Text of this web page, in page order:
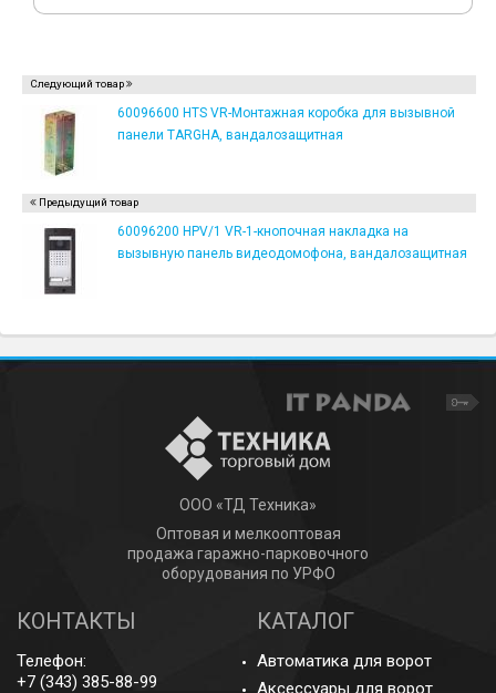
Следующий товар
60096600 HTS VR-Монтажная коробка для вызывной
панели TARGHA, вандалозащитная
Предыдущий товар
60096200 HPV/1 VR-1-кнопочная накладка на
вызывную панель видеодомофона, вандалозащитная
ООО «ТД Техника»
Оптовая и мелкооптовая
продажа гаражно-парковочного
оборудования по УРФО
КОНТАКТЫ
Телефон:
+7 (343) 385-88-99
КАТАЛОГ
Автоматика для ворот
Аксессуары для ворот